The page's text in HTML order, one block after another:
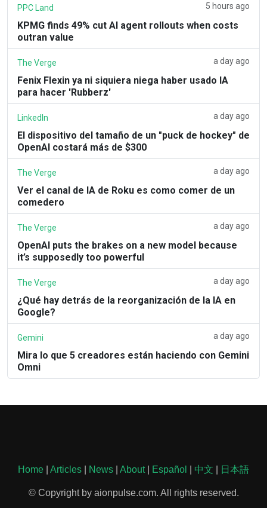
PPC Land 5 hours ago
KPMG finds 49% cut AI agent rollouts when costs
outran value
The Verge a day ago
Fenix Flexin ya ni siquiera niega haber usado IA
para hacer 'Rubberz'
LinkedIn a day ago
El dispositivo del tamaño de un "puck de hockey" de
OpenAI costará más de $300
The Verge a day ago
Ver el canal de IA de Roku es como comer de un
comedero
The Verge a day ago
OpenAI puts the brakes on a new model because
it’s supposedly too powerful
The Verge a day ago
¿Qué hay detrás de la reorganización de la IA en
Google?
Gemini a day ago
Mira lo que 5 creadores están haciendo con Gemini
Omni
Home Articles News About| Español 中文 日本語
© Copyright by aionpulse.com. All rights reserved.